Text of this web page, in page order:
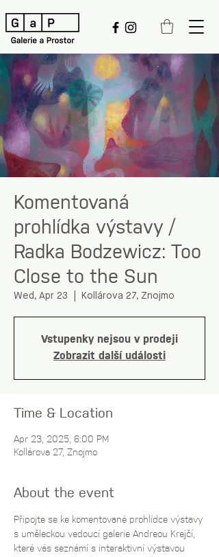
Komentovaná
prohlídka výstavy /
Radka Bodzewicz: Too
Close to the Sun
Wed, Apr 23 Kollárova 27, Znojmo
Vstupenky nejsou v prodeji
Zobrazit další události
Time & Location
Apr 23, 2025, 6:00 PM
Kollárova 27, Znojmo
About the event
Připojte se ke komentované prohlídce výstavy
s uměleckou vedoucí galerie Andreou Krejčí,
které vás seznámí s interaktivní výstavou